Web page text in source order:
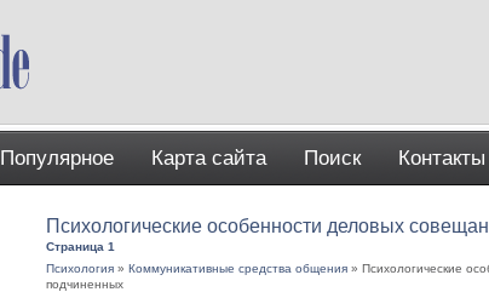
Популярное Карта сайта Поиск Контакты
Психологические особенности деловых
Страница 1
Психология » Коммуникативные средства общения » Психологические
подчиненных